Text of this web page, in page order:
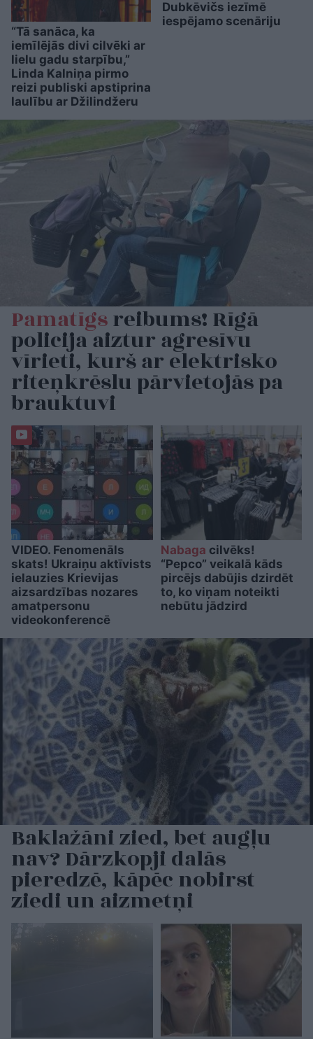
“Tā sanāca, ka
iemīlējās divi cilvēki ar
lielu gadu starpību,”
Linda Kalniņa pirmo
reizi publiski apstiprina
laulību ar Džilindžeru
Dubkēvičs iezīmē
iespējamo scenāriju
Pamatīgsreibums! Rīgā
policija aiztur agresīvu
vīrieti, kurš ar elektrisko
riteņkrēslu pārvietojās pa
brauktuvi
VIDEO. Fenomenāls
skats! Ukraiņu aktīvists
ielauzies Krievijas
aizsardzības nozares
amatpersonu
videokonferencē
Nabaga cilvēks!
“Pepco” veikalā kāds
pircējs dabūjis dzirdēt
to, ko viņam noteikti
nebūtu jādzird
Baklažāni zied, bet augļu
nav? Dārzkopji dalās
pieredzē, kāpēc nobirst
ziedi un aizmetņi